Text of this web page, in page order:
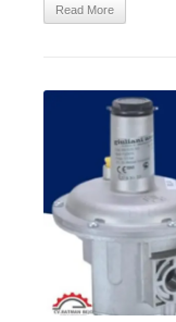
Read More